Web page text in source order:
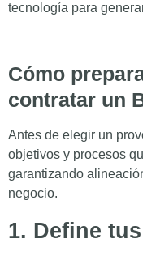
tecnología para
Cómo
contratar un
Antes de elegir un
objetivos y procesos
garantizando
negocio.
1. Define